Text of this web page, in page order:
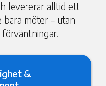
levererar alltid ett
bara möter – utan
&